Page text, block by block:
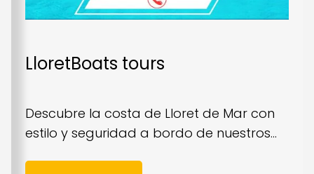
LloretBoats tours
Descubre la costa de Lloret de Mar con
estilo y seguridad a bordo de nuestros...